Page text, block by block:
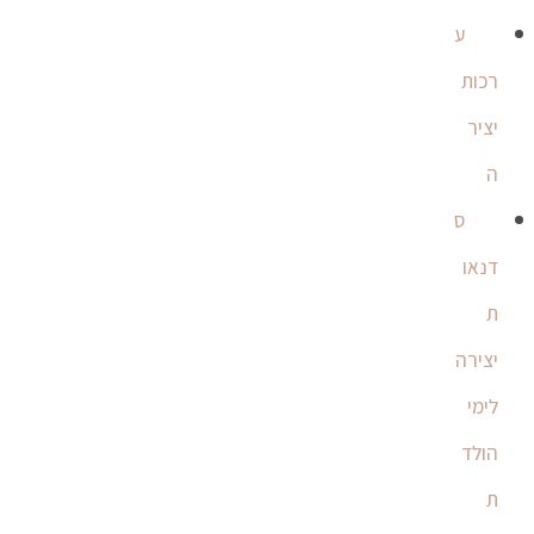
ע
רכות
יציר
ה
ס
דנאו
ת
יצירה
לימי
הולד
ת